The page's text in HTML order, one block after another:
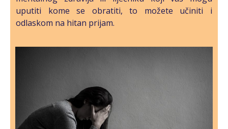
uputiti kome se obratiti, to možete učiniti i
odlaskom na hitan prijam.